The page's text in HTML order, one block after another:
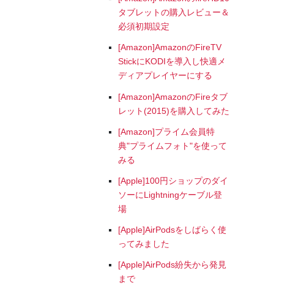
タブレットの購入レビュー＆
必須初期設定
[Amazon]AmazonのFireTV
StickにKODIを導入し快適メ
ディアプレイヤーにする
[Amazon]AmazonのFireタブ
レット(2015)を購入してみた
[Amazon]プライム会員特
典"プライムフォト"を使って
みる
[Apple]100円ショップのダイ
ソーにLightningケーブル登
場
[Apple]AirPodsをしばらく使
ってみました
[Apple]AirPods紛失から発見
まで